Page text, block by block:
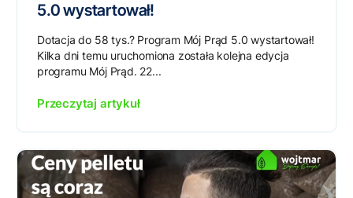
5.0 wystartował!
Dotacja do 58 tys.? Program Mój Prąd 5.0 wystartował!
Kilka dni temu uruchomiona została kolejna edycja
programu Mój Prąd. 22...
Przeczytaj artykuł